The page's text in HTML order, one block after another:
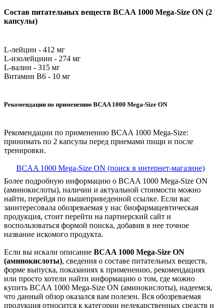
Состав питательных веществ BCAA 1000 Mega-Size ON (2
капсулы)
L-лейцин - 412 мг
L-изолейциин - 274 мг
L-валин - 315 мг
Витамин B6 - 10 мг
Рекомендации по применению BCAA 1000 Mega-Size ON
Рекомендации по применению BCAA 1000 Mega-Size:
принимать по 2 капсулы перед приемами пищи и после
тренировки.
BCAA 1000 Mega-Size ON (поиск в интернет-магазине)
Более подробную информацию о BCAA 1000 Mega-Size ON
(аминокислоты), наличии и актуальной стоимости можно
найти, перейдя по вышеприведенной ссылке. Если вас
заинтересовала обозреваемая у нас биофармацевтическая
продукция, стоит перейти на партнерский сайт и
воспользоваться формой поиска, добавив в нее точное
название искомого продукта.
Если вы искали описание BCAA 1000 Mega-Size ON
(аминокислоты), сведения о составе питательных веществ,
форме выпуска, показаниях к применению, рекомендациях
или просто хотели найти информацию о том, где можно
купить BCAA 1000 Mega-Size ON (аминокислоты), надеемся,
что данный обзор оказался вам полезен. Вся обозреваемая
продукция относится к категории нелекарственных средств и